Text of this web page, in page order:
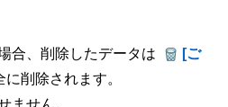
合、削除したデータは
[ご
削除されます。